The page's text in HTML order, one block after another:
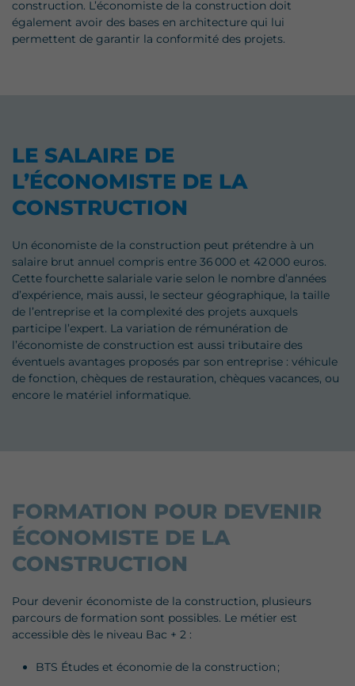
construction. L’économiste de la construction doit
également avoir des bases en architecture qui lui
permettent de garantir la conformité des projets.
LE SALAIRE DE
L’ÉCONOMISTE DE LA
CONSTRUCTION
Un économiste de la construction peut prétendre à un
salaire brut annuel compris entre 36 000 et 42 000 euros.
Cette fourchette salariale varie selon le nombre d’années
d’expérience, mais aussi, le secteur géographique, la taille
de l’entreprise et la complexité des projets auxquels
participe l’expert. La variation de rémunération de
l’économiste de construction est aussi tributaire des
éventuels avantages proposés par son entreprise : véhicule
de fonction, chèques de restauration, chèques vacances, ou
encore le matériel informatique.
FORMATION POUR DEVENIR
ÉCONOMISTE DE LA
CONSTRUCTION
Pour devenir économiste de la construction, plusieurs
parcours de formation sont possibles. Le métier est
accessible dès le niveau Bac + 2 :
BTS Études et économie de la construction ;